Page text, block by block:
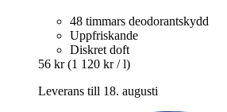
48 timmars deodorantskydd
Uppfriskande
Diskret doft
56 kr (1 120 kr / l)
Leverans till 18. augusti